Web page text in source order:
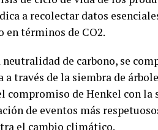
a recolectar datos
términos de CO2.
de carbono, se
a través de la siembra de
compromiso de Henkel con
de eventos más
el cambio climático.